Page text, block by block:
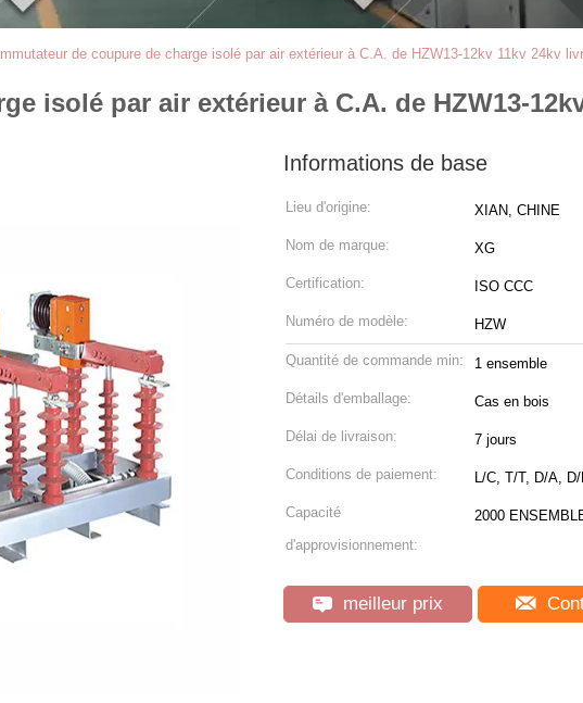
de coupure de charge isolé par air extérieur à C.A. de HZW13-12kv 11kv 24kv
isolé par air extérieur à C.A. de HZW13-
Informations de base
Lieu d'origine: XIAN, CHINE
Nom de marque: XG
Certification: ISO CCC
Numéro de modèle: HZW
Quantité de commande min: 1 ensemble
Détails d'emballage: Cas en bois
Délai de livraison: 7 jours
Conditions de paiement: L/C, T/T, D/A,
Capacité
d'approvisionnement:
2000
meilleur prix